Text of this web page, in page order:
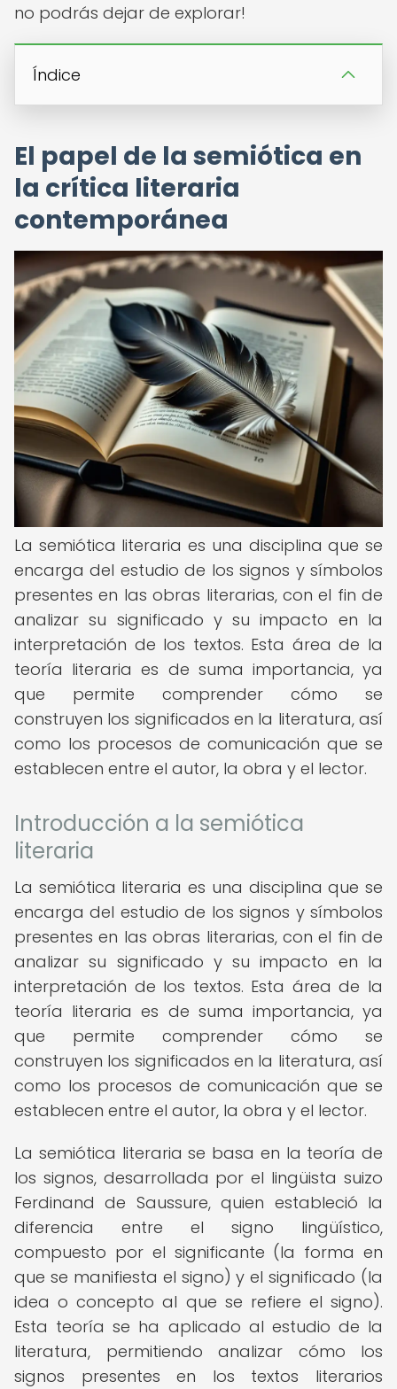
no podrás dejar de explorar!
Índice
El papel de la semiótica en
la crítica literaria
contemporánea
La semiótica literaria es una disciplina que se
encarga del estudio de los signos y símbolos
presentes en las obras literarias, con el fin de
analizar su significado y su impacto en la
interpretación de los textos. Esta área de la
teoría literaria es de suma importancia, ya
que permite comprender cómo se
construyen los significados en la literatura, así
como los procesos de comunicación que se
establecen entre el autor, la obra y el lector.
Introducción a la semiótica
literaria
La semiótica literaria es una disciplina que se
encarga del estudio de los signos y símbolos
presentes en las obras literarias, con el fin de
analizar su significado y su impacto en la
interpretación de los textos. Esta área de la
teoría literaria es de suma importancia, ya
que permite comprender cómo se
construyen los significados en la literatura, así
como los procesos de comunicación que se
establecen entre el autor, la obra y el lector.
La semiótica literaria se basa en la teoría de
los signos, desarrollada por el lingüista suizo
Ferdinand de Saussure, quien estableció la
diferencia entre el signo lingüístico,
compuesto por el significante (la forma en
que se manifiesta el signo) y el significado (la
idea o concepto al que se refiere el signo).
Esta teoría se ha aplicado al estudio de la
literatura, permitiendo analizar cómo los
signos presentes en los textos literarios